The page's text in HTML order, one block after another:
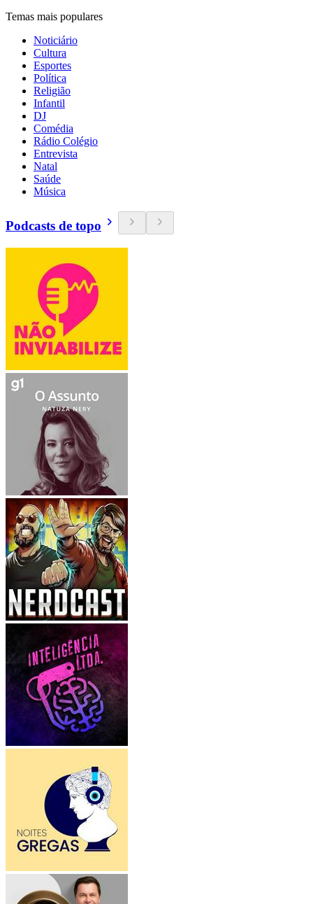
Temas mais populares
Noticiário
Cultura
Esportes
Política
Religião
Infantil
DJ
Comédia
Rádio Colégio
Entrevista
Natal
Saúde
Música
Podcasts de topo